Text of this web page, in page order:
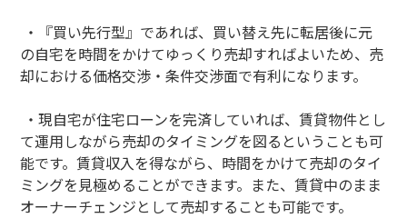
・『買い先行型』であれば、買い替え先に転居後に元
の自宅を時間をかけてゆっくり売却すればよいため、売
却における価格交渉・条件交渉面で有利になります。
・現自宅が住宅ローンを完済していれば、賃貸物件とし
て運用しながら売却のタイミングを図るということも可
能です。賃貸収入を得ながら、時間をかけて売却のタイ
ミングを見極めることができます。また、賃貸中のまま
オーナーチェンジとして売却することも可能です。